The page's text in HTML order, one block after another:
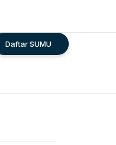
Daftar SUMU